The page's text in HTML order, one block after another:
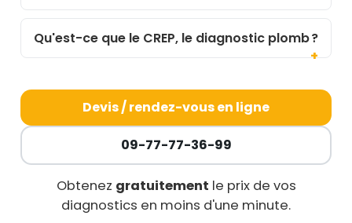
Qu'est-ce que le CREP, le diagnostic plomb ?
Devis / rendez-vous en ligne
09-77-77-36-99
Obtenez gratuitement le prix de vos
diagnostics en moins d'une minute.